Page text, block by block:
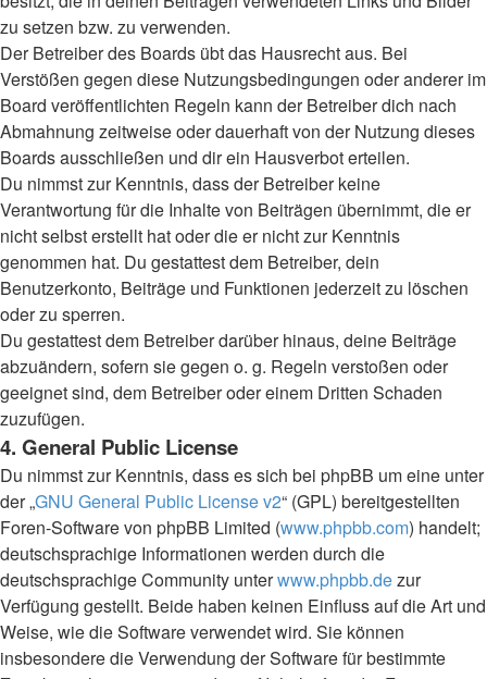
zu setzen bzw. zu verwenden.
Der Betreiber des Boards übt das Hausrecht aus. Bei
Verstößen gegen diese Nutzungsbedingungen oder anderer im
Board veröffentlichten Regeln kann der Betreiber dich nach
Abmahnung zeitweise oder dauerhaft von der Nutzung dieses
Boards ausschließen und dir ein Hausverbot erteilen.
Du nimmst zur Kenntnis, dass der Betreiber keine
Verantwortung für die Inhalte von Beiträgen übernimmt, die er
nicht selbst erstellt hat oder die er nicht zur Kenntnis
genommen hat. Du gestattest dem Betreiber, dein
Benutzerkonto, Beiträge und Funktionen jederzeit zu löschen
oder zu sperren.
Du gestattest dem Betreiber darüber hinaus, deine Beiträge
abzuändern, sofern sie gegen o. g. Regeln verstoßen oder
geeignet sind, dem Betreiber oder einem Dritten Schaden
zuzufügen.
4. General Public License
Du nimmst zur Kenntnis, dass es sich bei phpBB um eine unter
der „GNU General Public License v2“ (GPL) bereitgestellten
Foren-Software von phpBB Limited (www.phpbb.com) handelt;
deutschsprachige Informationen werden durch die
deutschsprachige Community unterwww.phpbb.dezur
Verfügung gestellt. Beide haben keinen Einfluss auf die Art und
Weise, wie die Software verwendet wird. Sie können
insbesondere die Verwendung der Software für bestimmte